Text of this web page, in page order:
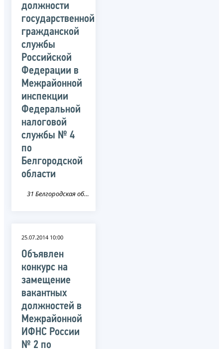
должности
государственной
гражданской
службы
Российской
Федерации в
Межрайонной
инспекции
Федеральной
налоговой
службы № 4
по
Белгородской
области
31 Белгородская область
25.07.2014 10:00
Объявлен
конкурс на
замещение
вакантных
должностей в
Межрайонной
ИФНС России
№ 2 по